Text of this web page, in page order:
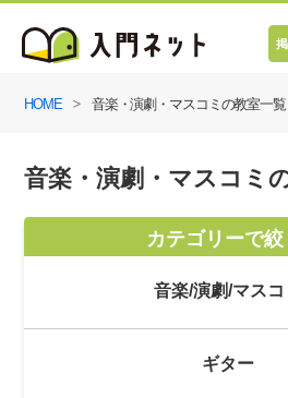
HOME 音楽・演劇・マスコミの教室一覧
音楽・演劇・マスコミ
カテゴリーで